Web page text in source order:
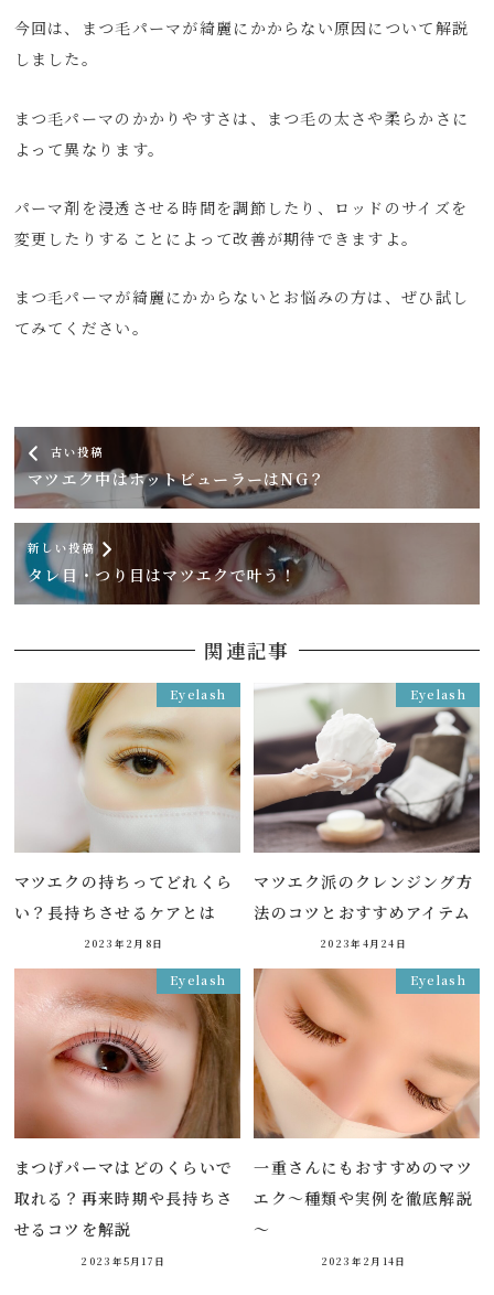
今回は、まつ毛パーマが綺麗にかからない原因について解説
しました。
まつ毛パーマのかかりやすさは、まつ毛の太さや柔らかさに
よって異なります。
パーマ剤を浸透させる時間を調節したり、ロッドのサイズを
変更したりすることによって改善が期待できますよ。
まつ毛パーマが綺麗にかからないとお悩みの方は、ぜひ試し
てみてください。
古い投稿
マツエク中はホットビューラーはNG？
新しい投稿
タレ目・つり目はマツエクで叶う！
関連記事
Eyelash
マツエクの持ちってどれくら
い？長持ちさせるケアとは
2023年2月8日
Eyelash
マツエク派のクレンジング方
法のコツとおすすめアイテム
2023年4月24日
Eyelash
まつげパーマはどのくらいで
取れる？再来時期や長持ちさ
せるコツを解説
2023年5月17日
Eyelash
一重さんにもおすすめのマツ
エク～種類や実例を徹底解説
～
2023年2月14日